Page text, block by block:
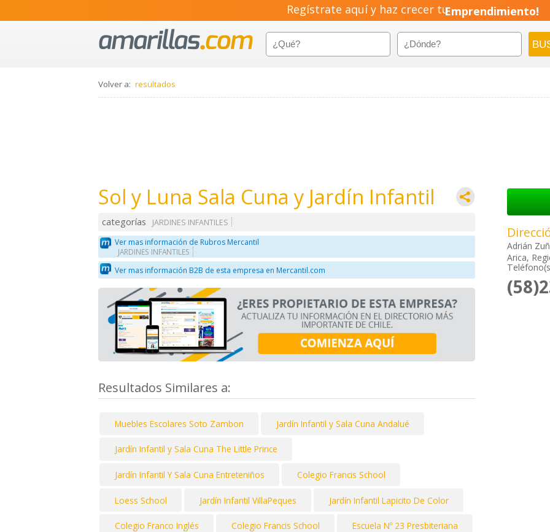
Regístrate aquí y haz crecer tuEmprendimiento!
Volver a: resultados
Sol y Luna Sala Cuna y Jardín Infantil
categorías
JARDINES INFANTILES
Ver mas información de Rubros Mercantil
JARDINES INFANTILES
Ver mas información B2B de esta empresa en Mercantil.com
Resultados Similares a:
Muebles Escolares Soto Zambon Jardín Infantil y Sala Cuna Andalué
Jardín Infantil y Sala Cuna The Little Prince
Jardín Infantil Y Sala Cuna Entreteniños Colegio Francis School
Loess School Jardín Infantil VillaPeques Jardín Infantil Lapicito De Color
Colegio Franco Inglés Colegio Francis School Escuela Nº 23 Presbiteriana
Adrián
Arica,